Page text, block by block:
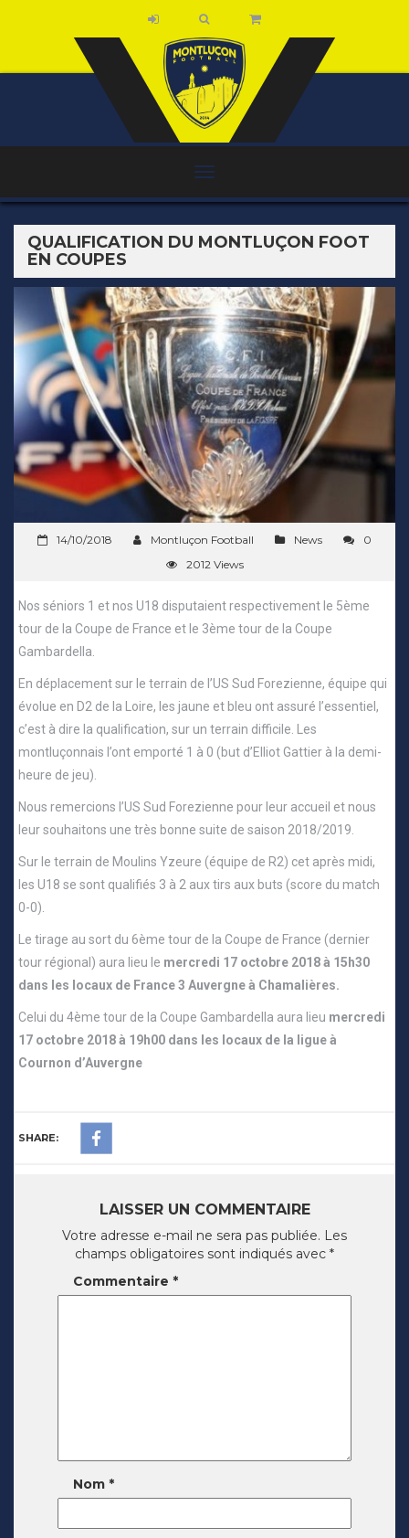
QUALIFICATION DU MONTLUÇON FOOT
EN COUPES
14/10/2018 Montluçon Football News
0
2012 Views
Nos séniors 1 et nos U18 disputaient respectivement le 5ème
tour de la Coupe de France et le 3ème tour de la Coupe
Gambardella.
En déplacement sur le terrain de l’US Sud Forezienne, équipe qui
évolue en D2 de la Loire, les jaune et bleu ont assuré l’essentiel,
c’est à dire la qualification, sur un terrain difficile. Les
montluçonnais l’ont emporté 1 à 0 (but d’Elliot Gattier à la demi-
heure de jeu).
Nous remercions l’US Sud Forezienne pour leur accueil et nous
leur souhaitons une très bonne suite de saison 2018/2019.
Sur le terrain de Moulins Yzeure (équipe de R2) cet après midi,
les U18 se sont qualifiés 3 à 2 aux tirs aux buts (score du match
0-0).
Le tirage au sort du 6ème tour de la Coupe de France (dernier
tour régional) aura lieu le mercredi 17 octobre 2018 à 15h30
dans les locaux de France 3 Auvergne à Chamalières.
Celui du 4ème tour de la Coupe Gambardella aura lieu mercredi
17 octobre 2018 à 19h00 dans les locaux de la ligue à
Cournon d’Auvergne
SHARE:
LAISSER UN COMMENTAIRE
Votre adresse e-mail ne sera pas publiée. Les
champs obligatoires sont indiqués avec *
Commentaire *
Nom *